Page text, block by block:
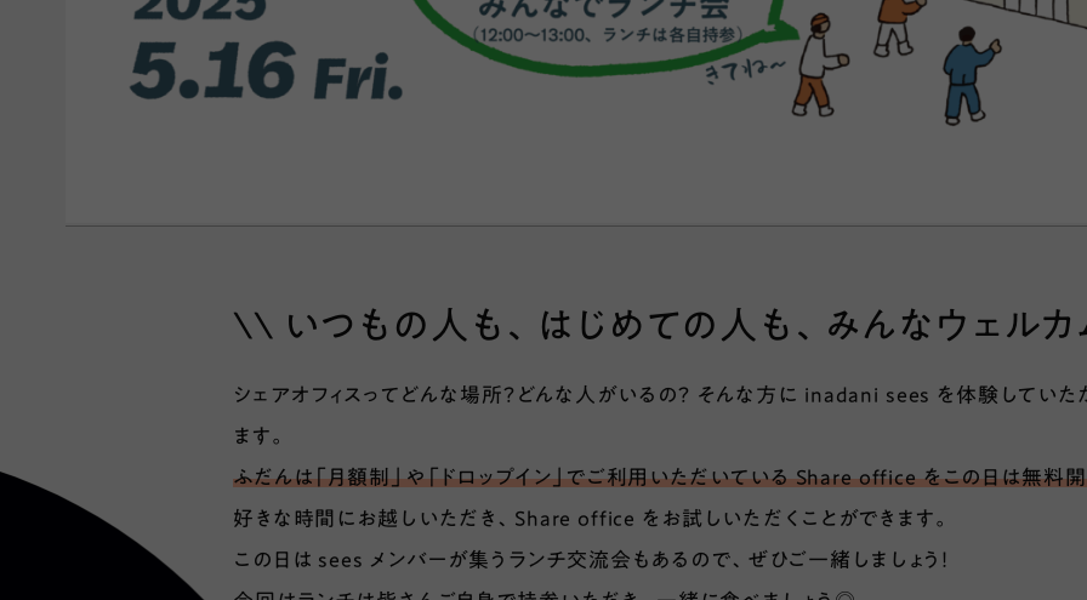
\\ いつもの人も、はじめての人も、みんなウェル
シェアオフィスってどんな場所？どんな人がいるの？ そんな方に inadani sees を体験していた
ます。
ふだんは「月額制」や「ドロップイン」でご利用いただいている Share office をこの日は無料開
好きな時間にお越しいただき、Share office をお試しいただくことができます。
この日は sees メンバーが集うランチ交流会もあるので、ぜひご一緒しましょう！